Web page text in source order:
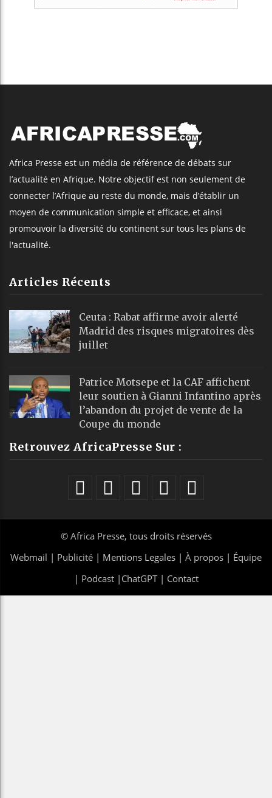
Africa Presse est un média de référence de débats sur
l’actualité en Afrique. Notre objectif est non seulement de
connecter l’Afrique au reste du monde, mais d’établir un
moyen de communication simple et efficace, et ainsi
promouvoir la diversité du continent sur tous les plans de
l'actualité.
Articles Récents
Ceuta : Rabat affirme avoir alerté
Madrid des risques migratoires dès
juillet
Patrice Motsepe et la CAF affichent
leur soutien à Gianni Infantino après
l’abandon du projet de vente de la
Coupe du monde
Retrouvez AfricaPresse Sur :
© Africa Presse, tous droits réservés
Webmail | Publicité | Mentions Legales | À propos | Équipe
| Podcast| ChatGPT| Contact